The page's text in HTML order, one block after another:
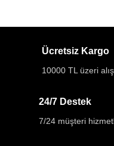
Ücretsiz Kargo
10000 TL üzeri
24/7 Destek
7/24 müşteri